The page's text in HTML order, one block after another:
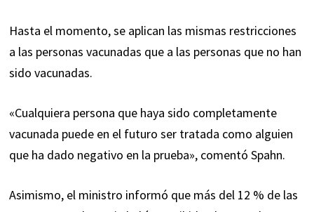
Hasta el momento, se aplican las mismas restricciones
a las personas vacunadas que a las personas que no han
sido vacunadas.
«Cualquiera persona que haya sido completamente
vacunada puede en el futuro ser tratada como alguien
que ha dado negativo en la prueba», comentó Spahn.
Asimismo, el ministro informó que más del 12 % de las